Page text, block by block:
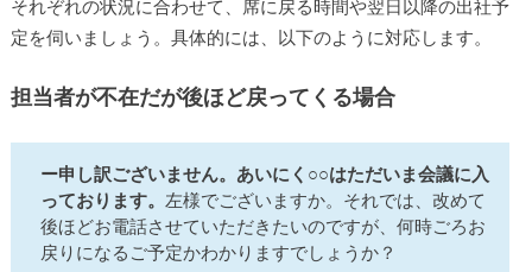
それぞれの状況に合わせて、席に戻る時間や翌日以降の出社予
定を伺いましょう。具体的には、以下のように対応します。
担当者が不在だが後ほど戻ってくる場合
ー申し訳ございません。あいにく○○はただいま会議に入
っております。 左様でございますか。それでは、改めて
後ほどお電話させていただきたいのですが、何時ごろお
戻りになるご予定かわかりますでしょうか？